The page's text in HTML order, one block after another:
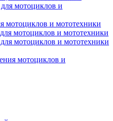
мотоциклов и
мотоциклов и мототехники
мотоциклов и мототехники
мотоциклов и мототехники
мотоциклов и